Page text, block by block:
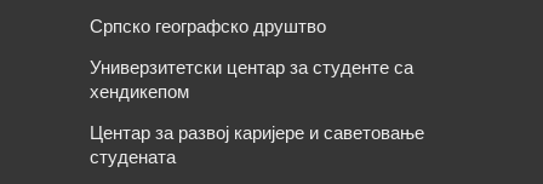
Српско географско друштво
Универзитетски центар за студенте са
хендикепом
Центар за развој каријере и саветовање
студената